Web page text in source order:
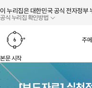
이 누리집은 대한민국 공식 전자정부
공식 누리집 확인방법
주
본문 시작